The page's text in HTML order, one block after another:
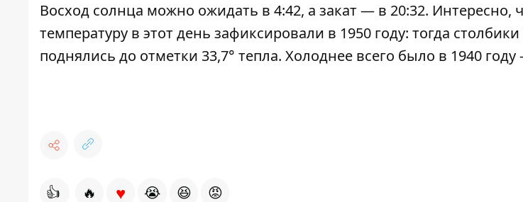
Восход солнца можно ожидать в 4:42, а закат — в 20:32. Интересно,
температуру в этот день зафиксировали в 1950 году: тогда
поднялись до отметки 33,7° тепла. Холоднее всего было в 1940
👍 🔥 ♥ 😭 😆 😡